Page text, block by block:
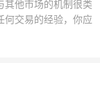
其他市场的机制很类
何交易的经验，你应